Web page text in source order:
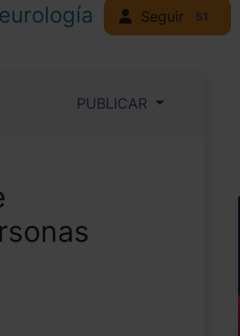
Seguir 51
PUBLICAR